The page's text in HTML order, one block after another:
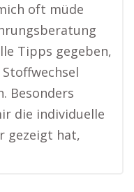
oft müde
Tipps gegeben,
Besonders
die individuelle
gezeigt hat,